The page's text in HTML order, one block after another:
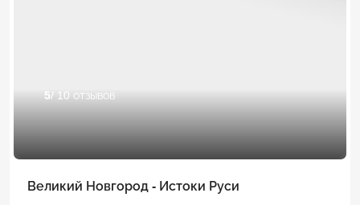
5/ 10 отзывов
Великий Новгород - Истоки Руси